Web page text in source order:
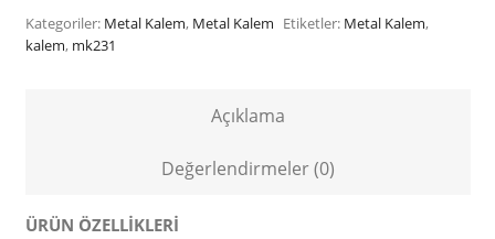
Kategoriler: Metal Kalem, Metal Kalem Etiketler: Metal Kalem,
kalem, mk231
Açıklama
Değerlendirmeler (0)
ÜRÜN ÖZELLİKLERİ